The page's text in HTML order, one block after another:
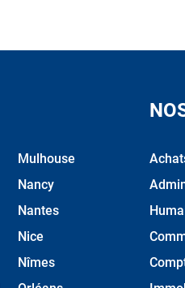
Mulhouse
Nancy
Nantes
Nice
Nîmes